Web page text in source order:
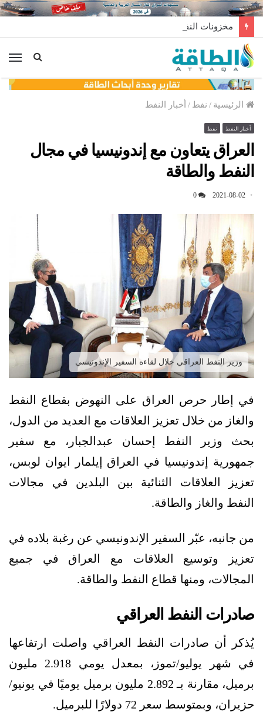
الرئيسية / نفط / أخبار النفط
أخبار النفط نفط
العراق يتعاون مع إندونيسيا في مجال
النفط والطاقة
2021-08-02
0
وزير النفط العراقي خلال لقاءه السفير الإندونيسي
في إطار حرص العراق على النهوض بقطاع النفط
والغاز من خلال تعزيز العلاقات مع العديد من الدول،
بحث وزير النفط إحسان عبدالجبار، مع سفير
جمهورية إندونيسيا في العراق إيلمار ايوان لوبس،
تعزيز العلاقات الثنائية بين البلدين في مجالات
النفط والغاز والطاقة.
من جانبه، عبّر السفير الإندونيسي عن رغبة بلاده في
تعزيز وتوسيع العلاقات مع العراق في جميع
المجالات، ومنها قطاع النفط والطاقة.
صادرات النفط العراقي
يُذكر أن صادرات النفط العراقي واصلت ارتفاعها
في شهر يوليو/تموز، بمعدل يومي 2.918 مليون
برميل، مقارنة بـ 2.892 مليون برميل يوميًا في يونيو/
حزيران، وبمتوسط سعر 72 دولارًا للبرميل.